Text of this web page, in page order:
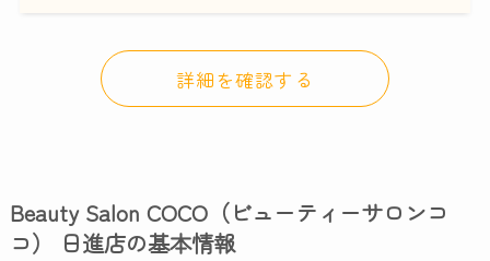
詳細を確認する
Beauty Salon COCO（ビューティーサロンコ
コ） 日進店の基本情報